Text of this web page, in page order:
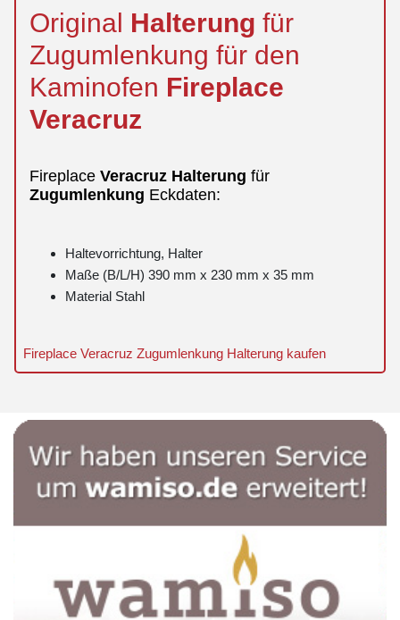
Original Halterung für
Zugumlenkung für den
Kaminofen Fireplace
Veracruz
Fireplace Veracruz Halterung für
Zugumlenkung Eckdaten:
Haltevorrichtung, Halter
Maße (B/L/H) 390 mm x 230 mm x 35 mm
Material Stahl
Fireplace Veracruz Zugumlenkung Halterung kaufen